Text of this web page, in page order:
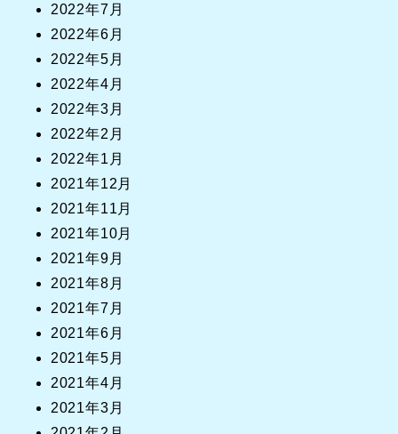
2022年7月
2022年6月
2022年5月
2022年4月
2022年3月
2022年2月
2022年1月
2021年12月
2021年11月
2021年10月
2021年9月
2021年8月
2021年7月
2021年6月
2021年5月
2021年4月
2021年3月